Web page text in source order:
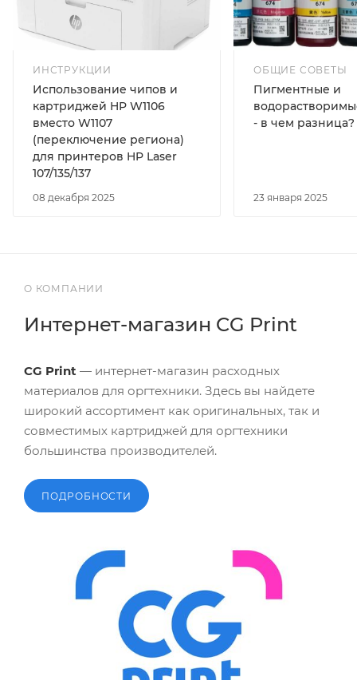
ИНСТРУКЦИИ
08 декабря 2025
Использование чипов и
картриджей HP W1106
вместо W1107
(переключение региона)
для принтеров HP Laser
107/135/137
ОБЩИЕ СОВЕТЫ
23 января 2025
Пигментные и
- в чем разница?
О КОМПАНИИ
Интернет-магазин CG Print
CG Print — интернет-магазин расходных
материалов для оргтехники. Здесь вы найдете
широкий ассортимент как оригинальных, так и
совместимых картриджей для оргтехники
большинства производителей.
ПОДРОБНОСТИ